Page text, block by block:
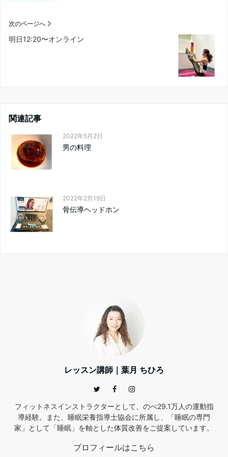
次のページへ
明日12:20〜オンライン
関連記事
2022年5月2日
男の料理
2022年2月19日
骨伝導ヘッドホン
レッスン講師｜葉月 ちひろ
フィットネスインストラクターとして、のべ29.1万人の運動指
導経験。また、睡眠栄養指導士協会に所属し、「睡眠の専門
家」として「睡眠」を軸とした体質改善をご提案しています。
プロフィールはこちら